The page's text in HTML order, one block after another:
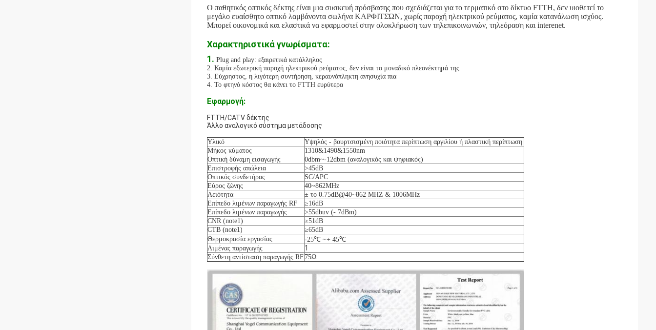
Ο παθητικός οπτικός δέκτης είναι μια συσκευή πρόσβασης που σχεδιάζεται για το τερματικό στο δίκτυο FTTH, δεν υιοθετεί το
μεγάλο ευαίσθητο οπτικό λαμβάνοντα σωλήνα ΚΑΡΦΙΤΣΏΝ, χωρίς παροχή ηλεκτρικού ρεύματος, καμία κατανάλωση ισχύος.
Μπορεί οικονομικά και ελαστικά να εφαρμοστεί στην ολοκλήρωση των τηλεπικοινωνιών, τηλεόραση και interenet.
Χαρακτηριστικά γνωρίσματα:
1. Plug and play: εξαιρετικά κατάλληλος
2. Καμία εξωτερική παροχή ηλεκτρικού ρεύματος, δεν είναι το μοναδικό πλεονέκτημά της
3. Εύχρηστος, η λιγότερη συντήρηση, κεραυνόπληκτη ανησυχία πια
4. Το φτηνό κόστος θα κάνει το FTTH ευρύτερα
Εφαρμογή:
FTTH/CATV δέκτης
Άλλο αναλογικό σύστημα μετάδοσης
Υλικό
Υψηλός - βουρτσισμένη ποιότητα περίπτωση αργιλίου ή πλαστική περίπτωση
Μήκος κύματος
1310&1490&1550nm
Οπτική δύναμη εισαγωγής
0dbm~-12dbm (αναλογικός και ψηφιακός)
Επιστροφής απώλεια
>45dB
Οπτικός συνδετήρας
SC/APC
Εύρος ζώνης
40~862MHz
Λειότητα
± το 0.75dB@40~862 MHZ & 1006MHz
Επίπεδο λιμένων παραγωγής RF
≥16dB
Επίπεδο λιμένων παραγωγής
>55dbuv (- 7dBm)
CNR (note1)
≥51dB
CTB (note1)
≥65dB
Θερμοκρασία εργασίας
-25℃ ~+ 45℃
Λιμένας παραγωγής
1
Σύνθετη αντίσταση παραγωγής RF 75Ω